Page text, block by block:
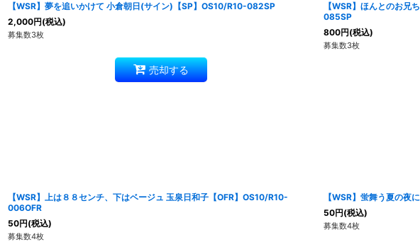
【WSR】夢を追いかけて 小倉朝日(サイン)【SP】OS10/R10-082SP
2,000円(税込)
募集数3枚
売却する
【WSR】ほんとのお兄
085SP
800円(税込)
募集数3枚
【WSR】上は８８センチ、下はベージュ 玉泉日和子【OFR】OS10/R10-
006OFR
50円(税込)
募集数4枚
【WSR】蛍舞う夏の夜
50円(税込)
募集数4枚